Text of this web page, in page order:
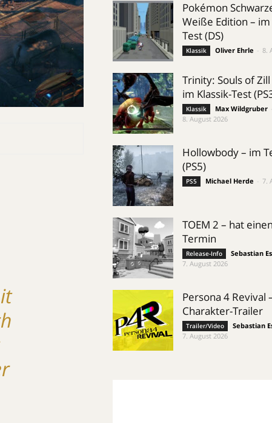
Pokémon
Weiße Edition – im
Test (DS)
Klassik Oliver Ehrle 8.
Trinity: Souls of Zill
im Klassik-Test
Klassik Max Wildgruber
8. August 2026
Hollowbody – im
(PS5)
PS5 Michael Herde 7.
TOEM 2 – hat einen
Termin
Release-Info Sebastian
7. August 2026
Persona 4 Revival
Charakter-Trailer
Trailer/Video Sebastian
7. August 2026